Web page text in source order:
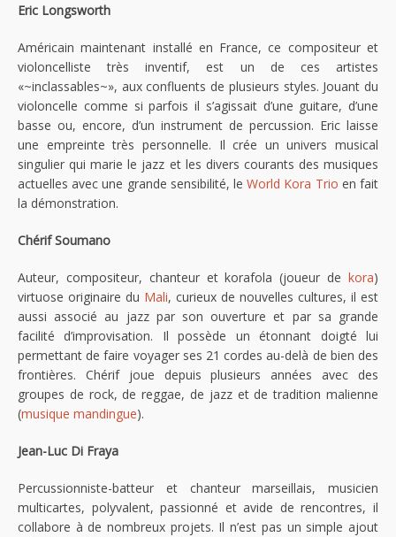
Eric Longsworth
Américain maintenant installé en France, ce compositeur et
violoncelliste très inventif, est un de ces artistes
«~inclassables~», aux confluents de plusieurs styles. Jouant du
violoncelle comme si parfois il s’agissait d’une guitare, d’une
basse ou, encore, d’un instrument de percussion. Eric laisse
une empreinte très personnelle. Il crée un univers musical
singulier qui marie le jazz et les divers courants des musiques
actuelles avec une grande sensibilité, leWorld Kora Trio en fait
la démonstration.
Chérif Soumano
Auteur, compositeur, chanteur et korafola (joueur de kora)
virtuose originaire du Mali, curieux de nouvelles cultures, il est
aussi associé au jazz par son ouverture et par sa grande
facilité d’improvisation. Il possède un étonnant doigté lui
permettant de faire voyager ses 21 cordes au-delà de bien des
frontières. Chérif joue depuis plusieurs années avec des
groupes de rock, de reggae, de jazz et de tradition malienne
(musique mandingue).
Jean-Luc Di Fraya
Percussionniste-batteur et chanteur marseillais, musicien
multicartes, polyvalent, passionné et avide de rencontres, il
collabore à de nombreux projets. Il n’est pas un simple ajout